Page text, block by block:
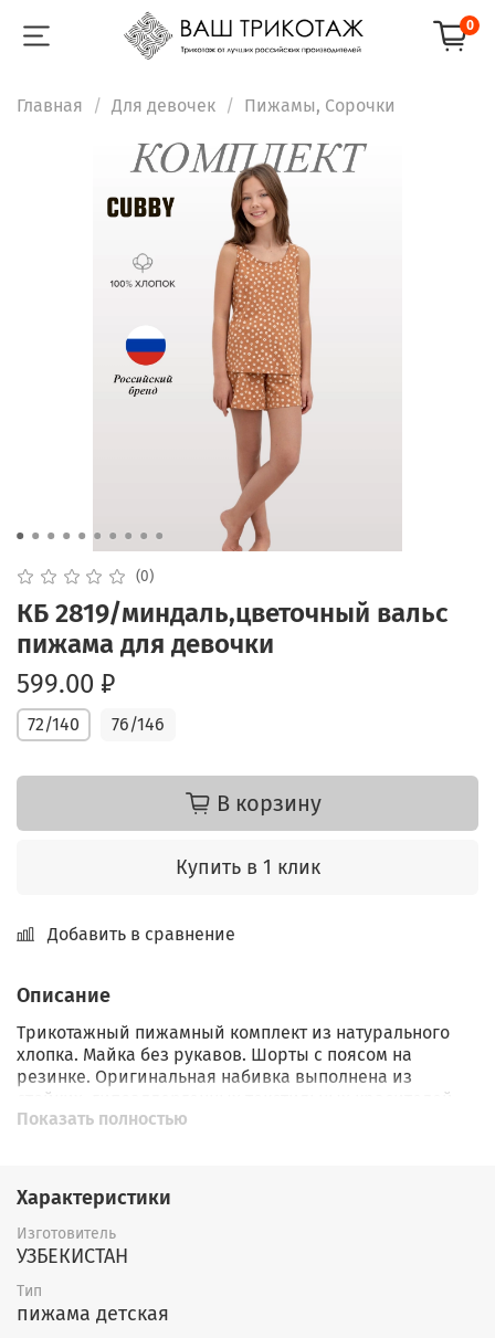
0
Главная Для девочек Пижамы, Сорочки
(0)
КБ 2819/миндаль,цветочный вальс
пижама для девочки
599.00 ₽
72/140 76/146
В корзину
Купить в 1 клик
Добавить в сравнение
Описание
Трикотажный пижамный комплект из натурального
хлопка. Майка без рукавов. Шорты с поясом на
резинке. Оригинальная набивка выполнена из
стойких, гипоаллергенных текстильных красителей.
Все трикотажные полотна производятся в
Показать полностью
Характеристики
Изготовитель
УЗБЕКИСТАН
Тип
пижама детская